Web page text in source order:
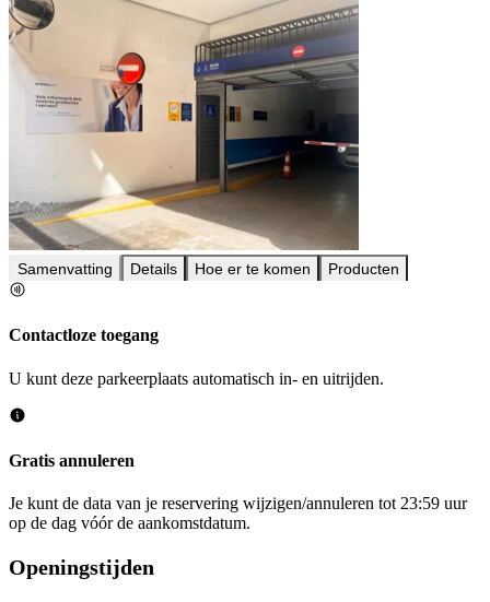
Samenvatting Details Hoe er te komen Producten
Contactloze toegang
U kunt deze parkeerplaats automatisch in- en uitrijden.
Gratis annuleren
Je kunt de data van je reservering wijzigen/annuleren tot 23:59 uur
op de dag vóór de aankomstdatum.
Openingstijden